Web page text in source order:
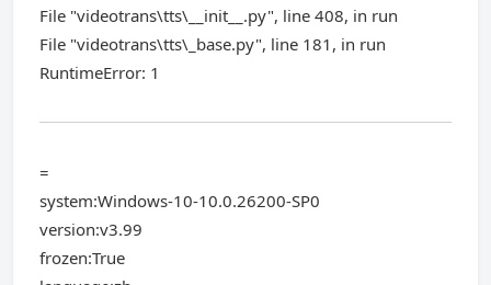
File "videotrans\tts\__init__.py", line 408, in run
File "videotrans\tts\_base.py", line 181, in run
RuntimeError: 1
=
system:Windows-10-10.0.26200-SP0
version:v3.99
frozen:True